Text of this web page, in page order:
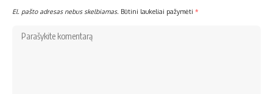
El. pašto adresas nebus skelbiamas. Būtini laukeliai pažymėti *